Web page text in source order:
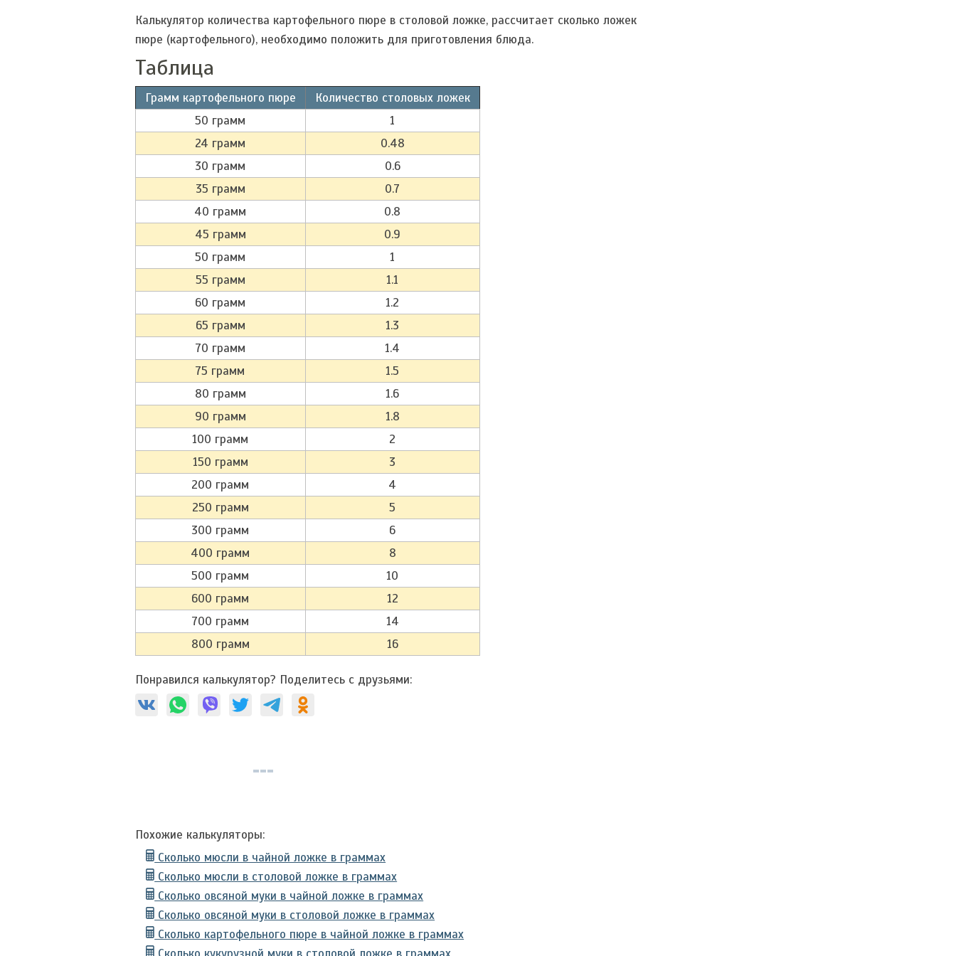
Калькулятор количества картофельного пюре в столовой ложке, рассчитает сколько ложек
пюре (картофельного), необходимо положить для приготовления блюда.
Таблица
Грамм картофельного пюре
Количество столовых ложек
50 грамм
1
24 грамм
0.48
30 грамм
0.6
35 грамм
0.7
40 грамм
0.8
45 грамм
0.9
50 грамм
1
55 грамм
1.1
60 грамм
1.2
65 грамм
1.3
70 грамм
1.4
75 грамм
1.5
80 грамм
1.6
90 грамм
1.8
100 грамм
2
150 грамм
3
200 грамм
4
250 грамм
5
300 грамм
6
400 грамм
8
500 грамм
10
600 грамм
12
700 грамм
14
800 грамм
16
Понравился калькулятор? Поделитесь с друзьями:
Похожие калькуляторы:
Сколько мюсли в чайной ложке в граммах
Сколько мюсли в столовой ложке в граммах
Сколько овсяной муки в чайной ложке в граммах
Сколько овсяной муки в столовой ложке в граммах
Сколько картофельного пюре в чайной ложке в граммах